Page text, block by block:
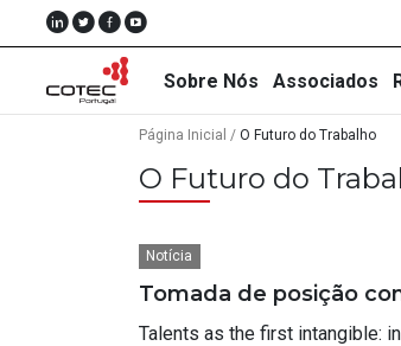
Associados
Sobre Nós Associados
Página Inicial / O Futuro do Trabalho
O Futuro do
Notícia
Tomada de posição
Talents as the first intangible: